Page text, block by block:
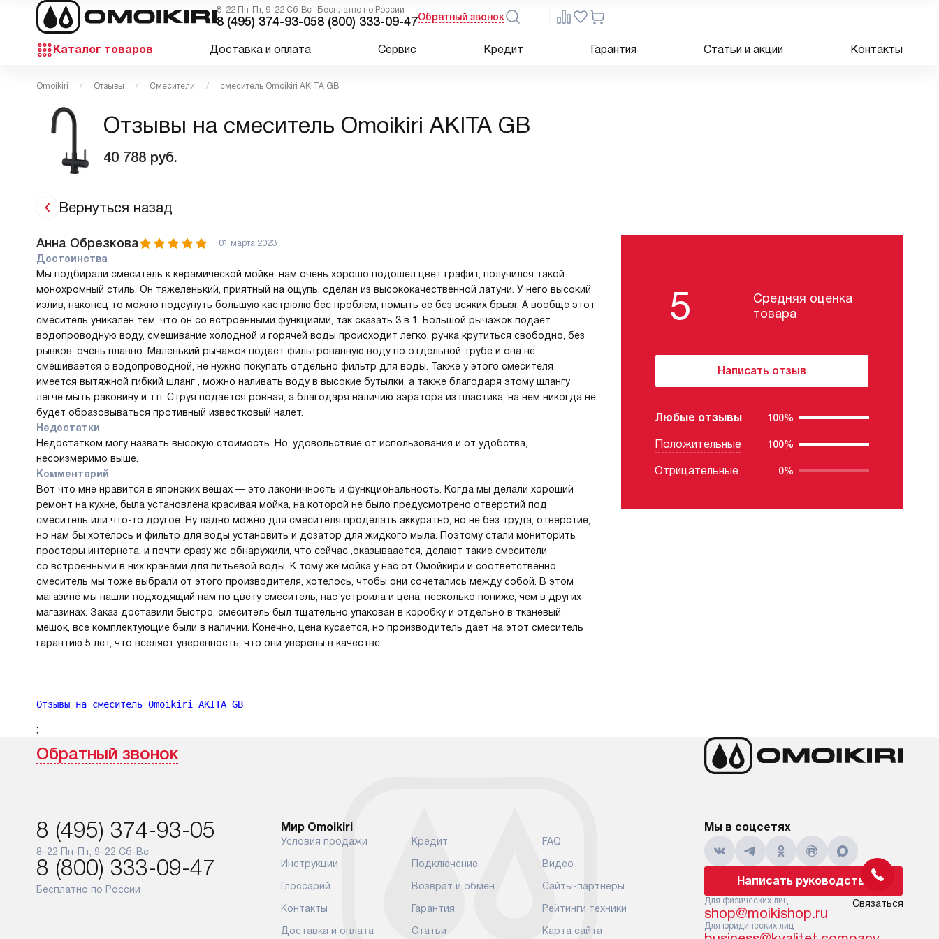
8–22 Пн-Пт, 9–22 Сб-Вс
8 (495) 374-93-05
Бесплатно по России
8 (800) 333-09-47Обратный звонок
Каталог товаров Доставка и оплата Сервис Кредит Гарантия Статьи и акции Контакты
Omoikiri Отзывы Смесители смеситель Omoikiri AKITA GB
Отзывы на смеситель Omoikiri AKITA GB
40 788 руб.
Вернуться назад
5
Средняя оценка
товара
Написать отзыв
Любые отзывы 100%
Положительные 100%
Отрицательные 0%
Анна Обрезкова 01 марта 2023
Достоинства
Мы подбирали смеситель к керамической мойке, нам очень хорошо подошел цвет графит, получился такой
монохромный стиль. Он тяжеленький, приятный на ощупь, сделан из высококачественной латуни. У него высокий
излив, наконец то можно подсунуть большую кастрюлю бес проблем, помыть ее без всяких брызг. А вообще этот
смеситель уникален тем, что он со встроенными функциями, так сказать 3 в 1. Большой рычажок подает
водопроводную воду, смешивание холодной и горячей воды происходит легко, ручка крутиться свободно, без
рывков, очень плавно. Маленький рычажок подает фильтрованную воду по отдельной трубе и она не
смешивается с водопроводной, не нужно покупать отдельно фильтр для воды. Также у этого смесителя
имеется вытяжной гибкий шланг , можно наливать воду в высокие бутылки, а также благодаря этому шлангу
легче мыть раковину и т.п. Струя подается ровная, а благодаря наличию аэратора из пластика, на нем никогда не
будет образовываться противный известковый налет.
Недостатки
Недостатком могу назвать высокую стоимость. Но, удовольствие от использования и от удобства,
несоизмеримо выше.
Комментарий
Вот что мне нравится в японских вещах — это лаконичность и функциональность. Когда мы делали хороший
ремонт на кухне, была установлена красивая мойка, на которой не было предусмотрено отверстий под
смеситель или что-то другое. Ну ладно можно для смесителя проделать аккуратно, но не без труда, отверстие,
но нам бы хотелось и фильтр для воды установить и дозатор для жидкого мыла. Поэтому стали мониторить
просторы интернета, и почти сразу же обнаружили, что сейчас ,оказываается, делают такие смесители
со встроенными в них кранами для питьевой воды. К тому же мойка у нас от Омойкири и соответственно
смеситель мы тоже выбрали от этого производителя, хотелось, чтобы они сочетались между собой. В этом
магазине мы нашли подходящий нам по цвету смеситель, нас устроила и цена, несколько пониже, чем в других
магазинах. Заказ доставили быстро, смеситель был тщательно упакован в коробку и отдельно в тканевый
мешок, все комплектующие были в наличии. Конечно, цена кусается, но производитель дает на этот смеситель
гарантию 5 лет, что вселяет уверенность, что они уверены в качестве.
Отзывы на смеситель Omoikiri AKITA GB
;
Обратный звонок
8 (495) 374-93-05
8–22 Пн-Пт, 9–22 Сб-Вс
8 (800) 333-09-47
Бесплатно по России
Мир Omoikiri
Условия продажи
Инструкции
Глоссарий
Контакты
Доставка и оплата
Кредит
Подключение
Возврат и обмен
Гарантия
Статьи
FAQ
Видео
Сайты-партнеры
Рейтинги техники
Карта сайта
Мы в соцсетях
Написать руководству
Для физических лиц
shop@moikishop.ru
Для юридических лиц
Связаться